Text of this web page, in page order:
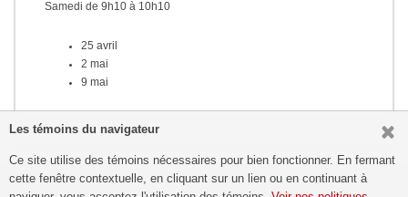
Les témoins du navigateur
Ce site utilise des témoins nécessaires pour bien fonctionner. En fermant
cette fenêtre contextuelle, en cliquant sur un lien ou en continuant à
Samedi de 9h10 à 10h10
25 avril
2 mai
9 mai
Patinage Montréal